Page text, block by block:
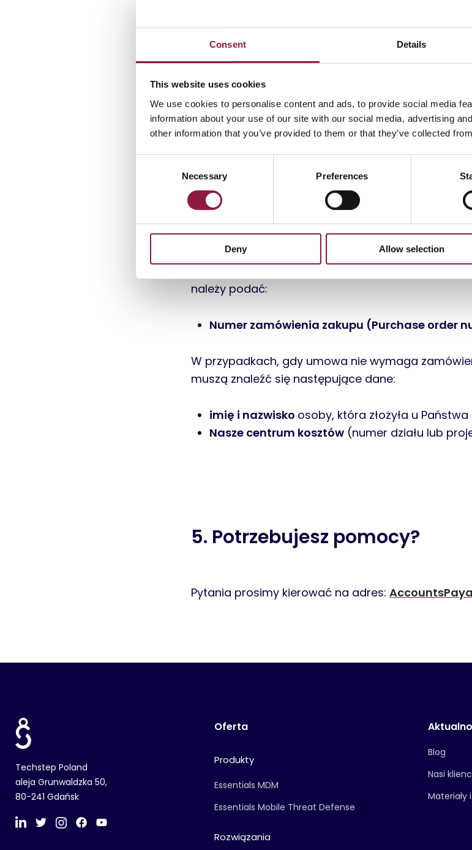
Consent Details
This website uses cookies
We use cookies to personalise content and ads, to provide social media
information about your use of our site with our social media, advertising
other information that you’ve provided to them or that they’ve collected
e
Necessary Preferences
Deny Allow selection
3. Format faktury
Przetwarzamy faktury zgodne z poniższymi
•Język faktury: polski lub angielski
•Załączniki w wiadomości e-mail : wszystkie
4. Wymagane informacje
należy podać:
Numer zamówienia zakupu (Purchase order
W przypadkach, gdy umowa nie wymaga
muszą znaleźć się następujące dane:
imię i nazwisko osoby, która złożyła u
Nasze centrum kosztów (numer działu lub
5. Potrzebujesz pomocy?
Pytania prosimy kierować na adres:
Techstep Poland
aleja Grunwaldzka 50,
80-241 Gdańsk
Oferta
Produkty
Essentials MDM
Essentials Mobile Threat Defense
Rozwiązania
Blog
Nasi
Materiały